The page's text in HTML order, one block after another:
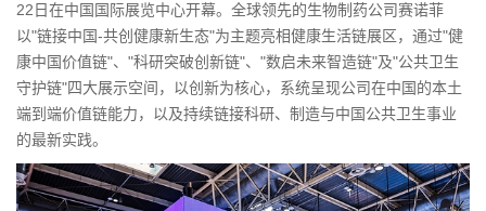
22日在中国国际展览中心开幕。全球领先的生物制药公司赛诺菲
以"链接中国-共创健康新生态"为主题亮相健康生活链展区，通过"健
康中国价值链"、"科研突破创新链"、"数启未来智造链"及"公共卫生
守护链"四大展示空间，以创新为核心，系统呈现公司在中国的本土
端到端价值链能力，以及持续链接科研、制造与中国公共卫生事业
的最新实践。